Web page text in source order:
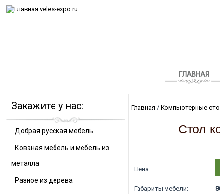
ГЛАВНАЯ
Закажите у нас:
Добрая русская мебель
Кованая мебель и мебель из
металла
Разное из дерева
Главная / Компьютерные
Стол
Цена:
Габариты мебели: